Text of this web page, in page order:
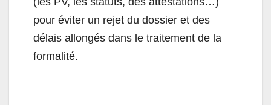
pour éviter un rejet du dossier et des
délais allongés dans le traitement de la
formalité.